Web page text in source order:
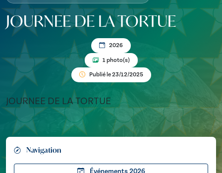
JOURNEE DE LA TORTUE
2026
1 photo(s)
Publié le 23/12/2025
JOURNEE DE LA TORTUE
Navigation